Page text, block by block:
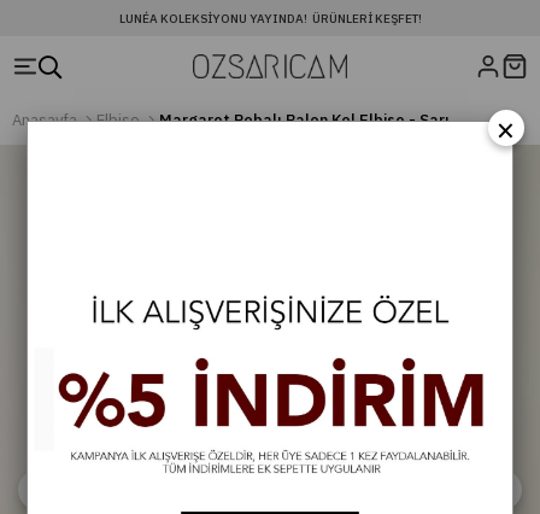
LUNÉA KOLEKSIYONU YAYINDA! ÜRÜNLERI KEŞFET!
Anasayfa Elbise Margaret Robalı Balon Kol Elbise - Sarı ×